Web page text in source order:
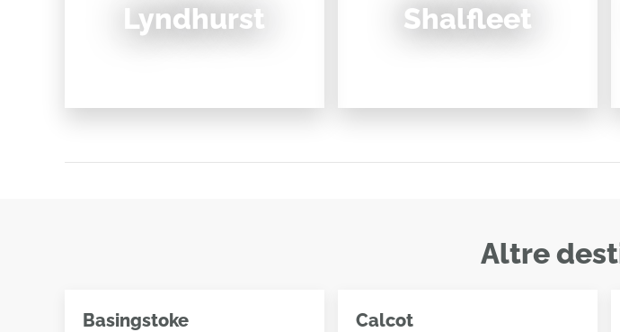
Lyndhurst Shalfleet
Altre
Basingstoke Calcot